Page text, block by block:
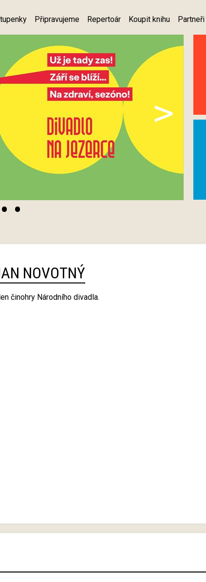
Připravujeme Repertoár Koupit knihu Partneři
>
••
NOVOTNÝ
činohry Národního divadla.